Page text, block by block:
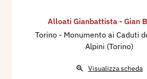
Alloati Gianbattista - Gian
Torino - Monumento ai Caduti
Alpini (Torino)
Visualizza scheda